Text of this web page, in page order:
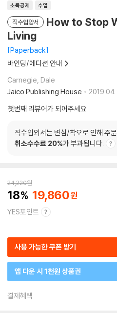
소득공제 수입
직수입양서
How to Stop
Living
Paperback
바인딩/에디션 안내
Carnegie, Dale
Jaico Publishing House
첫번째 리뷰어가 되어주세요
직수입외서는 변심/착오로 인해 주
취소수수료 20%가 부과됩니다.
24,220원
18 19,860
YES포인트
사용 가능한 쿠폰 받기
앱 다운 시 1천원 상품권
결제혜택